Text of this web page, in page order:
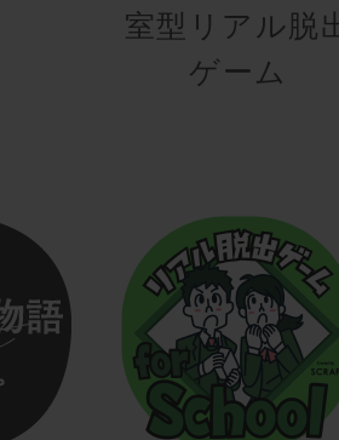
室型リアル脱
ゲーム